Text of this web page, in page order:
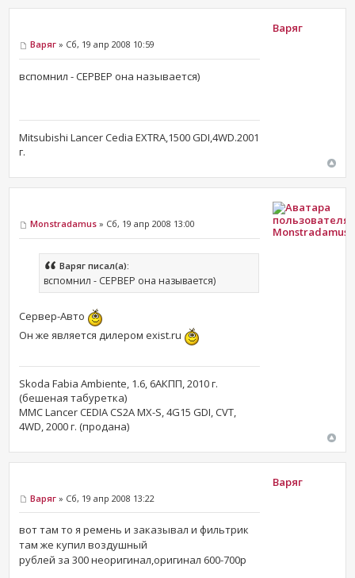
Варяг » Сб, 19 апр 2008 10:59
вспомнил - СЕРВЕР она называется)
Mitsubishi Lancer Cedia EXTRA,1500 GDI,4WD.2001
г.
Варяг
Monstradamus » Сб, 19 апр 2008 13:00
Варяг писал(а):
вспомнил - СЕРВЕР она называется)
Сервер-Авто
Он же является дилером exist.ru
Skoda Fabia Ambiente, 1.6, 6АКПП, 2010 г.
(бешеная табуретка)
MMC Lancer CEDIA CS2A MX-S, 4G15 GDI, CVT,
4WD, 2000 г. (продана)
Monstradamus
Варяг » Сб, 19 апр 2008 13:22
вот там то я ремень и заказывал и фильтрик
там же купил воздушный
рублей за 300 неоригинал,оригинал 600-700р
Варяг